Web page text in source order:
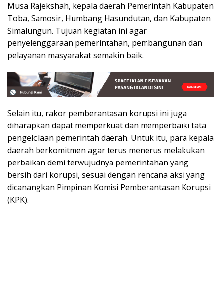
Musa Rajekshah, kepala daerah Pemerintah Kabupaten
Toba, Samosir, Humbang Hasundutan, dan Kabupaten
Simalungun. Tujuan kegiatan ini agar
penyelenggaraan pemerintahan, pembangunan dan
pelayanan masyarakat semakin baik.
Selain itu, rakor pemberantasan korupsi ini juga
diharapkan dapat memperkuat dan memperbaiki tata
pengelolaan pemerintah daerah. Untuk itu, para kepala
daerah berkomitmen agar terus menerus melakukan
perbaikan demi terwujudnya pemerintahan yang
bersih dari korupsi, sesuai dengan rencana aksi yang
dicanangkan Pimpinan Komisi Pemberantasan Korupsi
(KPK).